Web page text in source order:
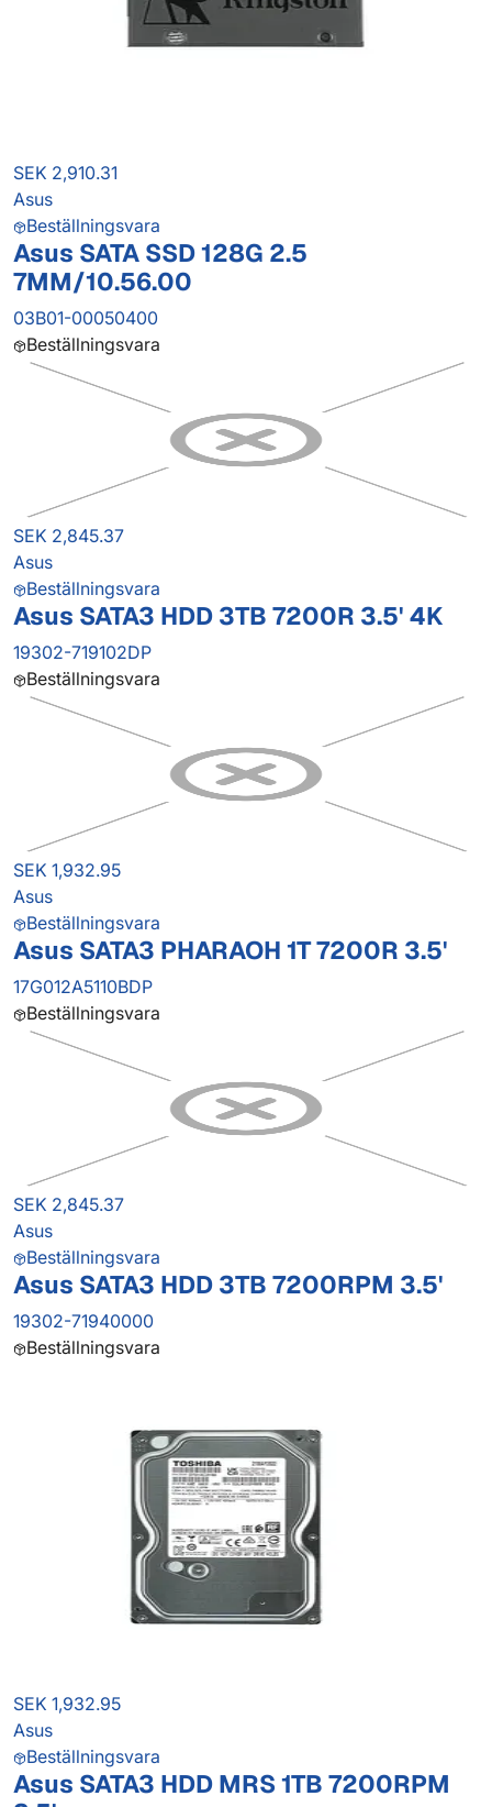
SEK 2,910.31
Asus
Beställningsvara
Asus SATA SSD 128G 2.5
7MM/10.56.00
03B01-00050400
Beställningsvara
SEK 2,845.37
Asus
Beställningsvara
Asus SATA3 HDD 3TB 7200R 3.5' 4K
19302-719102DP
Beställningsvara
SEK 1,932.95
Asus
Beställningsvara
Asus SATA3 PHARAOH 1T 7200R 3.5'
17G012A5110BDP
Beställningsvara
SEK 2,845.37
Asus
Beställningsvara
Asus SATA3 HDD 3TB 7200RPM 3.5'
19302-71940000
Beställningsvara
SEK 1,932.95
Asus
Beställningsvara
Asus SATA3 HDD MRS 1TB 7200RPM